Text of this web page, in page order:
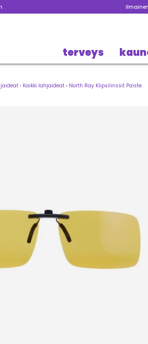
terveys
› Kaikki lahjaideat › North Ray Klipsilinssit Paiste
Seuraava